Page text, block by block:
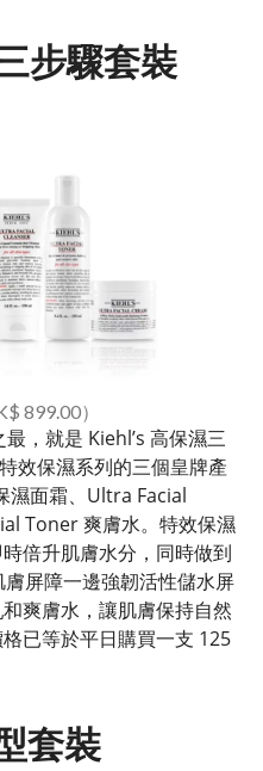
步驟套裝
899.00）
，就是 Kiehl’s 高保濕三
效保濕系列的三個皇牌產
面霜、Ultra Facial
Toner 爽膚水。特效保濕
倍升肌膚水分，同時做到
屏障一邊強韌活性儲水屏
爽膚水，讓肌膚保持自然
已等於平日購買一支 125
套裝